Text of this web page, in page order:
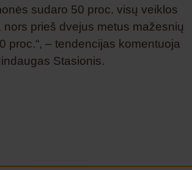
sudaro 50 proc. visų veiklos
prieš dvejus metus mažesnių
proc.“, – tendencijas komentuoja
Stasionis.